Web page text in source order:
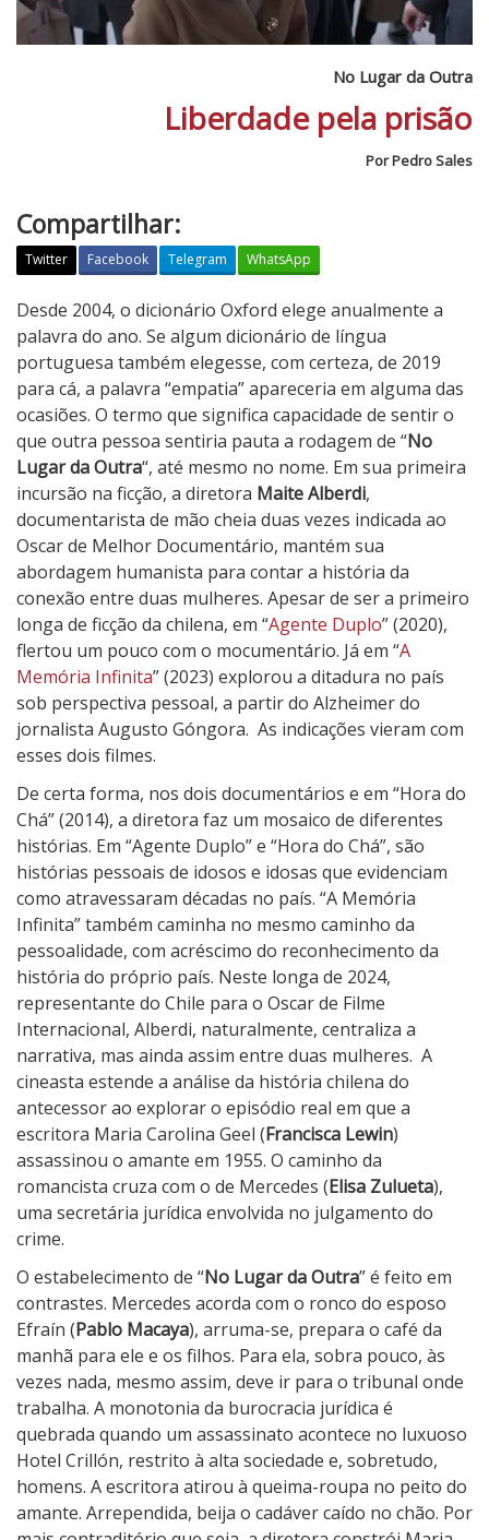
No Lugar da Outra
Liberdade pela prisão
Por Pedro Sales
Compartilhar:
Twitter Facebook Telegram WhatsApp
N
o
L
u
g
a
r
d
a
O
u
t
r
a
Desde 2004, o dicionário Oxford elege anualmente a
palavra do ano. Se algum dicionário de língua
portuguesa também elegesse, com certeza, de 2019
para cá, a palavra “empatia” apareceria em alguma das
ocasiões. O termo que significa capacidade de sentir o
que outra pessoa sentiria pauta a rodagem de “No
Lugar da Outra“, até mesmo no nome. Em sua primeira
incursão na ficção, a diretora Maite Alberdi,
documentarista de mão cheia duas vezes indicada ao
Oscar de Melhor Documentário, mantém sua
abordagem humanista para contar a história da
conexão entre duas mulheres. Apesar de ser a primeiro
longa de ficção da chilena, em “Agente Duplo” (2020),
flertou um pouco com o mocumentário. Já em “A
Memória Infinita” (2023) explorou a ditadura no país
sob perspectiva pessoal, a partir do Alzheimer do
jornalista Augusto Góngora. As indicações vieram com
esses dois filmes.
De certa forma, nos dois documentários e em “Hora do
Chá” (2014), a diretora faz um mosaico de diferentes
histórias. Em “Agente Duplo” e “Hora do Chá”, são
histórias pessoais de idosos e idosas que evidenciam
como atravessaram décadas no país. “A Memória
Infinita” também caminha no mesmo caminho da
pessoalidade, com acréscimo do reconhecimento da
história do próprio país. Neste longa de 2024,
representante do Chile para o Oscar de Filme
Internacional, Alberdi, naturalmente, centraliza a
narrativa, mas ainda assim entre duas mulheres. A
cineasta estende a análise da história chilena do
antecessor ao explorar o episódio real em que a
escritora Maria Carolina Geel (Francisca Lewin)
assassinou o amante em 1955. O caminho da
romancista cruza com o de Mercedes (Elisa Zulueta),
uma secretária jurídica envolvida no julgamento do
crime.
O estabelecimento de “No Lugar da Outra” é feito em
contrastes. Mercedes acorda com o ronco do esposo
Efraín (Pablo Macaya), arruma-se, prepara o café da
manhã para ele e os filhos. Para ela, sobra pouco, às
vezes nada, mesmo assim, deve ir para o tribunal onde
trabalha. A monotonia da burocracia jurídica é
quebrada quando um assassinato acontece no luxuoso
Hotel Crillón, restrito à alta sociedade e, sobretudo,
homens. A escritora atirou à queima-roupa no peito do
amante. Arrependida, beija o cadáver caído no chão. Por